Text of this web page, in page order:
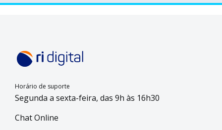
Horário de suporte
Segunda a sexta-feira, das 9h às 16h30
Chat Online